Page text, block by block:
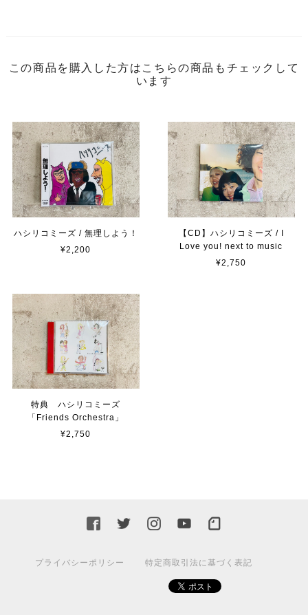
この商品を購入した方はこちらの商品もチェックして
います
ハシリコミーズ / 無理しよう！
¥2,200
【CD】ハシリコミーズ / I
Love you! next to music
¥2,750
特典 ハシリコミーズ
「Friends Orchestra」
¥2,750
プライバシーポリシー 特定商取引法に基づく表記